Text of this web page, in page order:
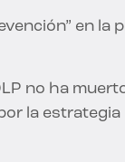
en la
no ha
la estrategia